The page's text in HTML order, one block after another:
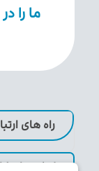
ما را
راه های
لینک های